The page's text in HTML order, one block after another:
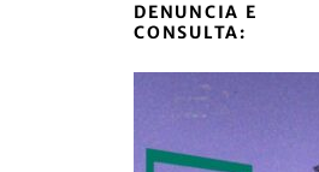
DENUNCIA E
CONSULTA: